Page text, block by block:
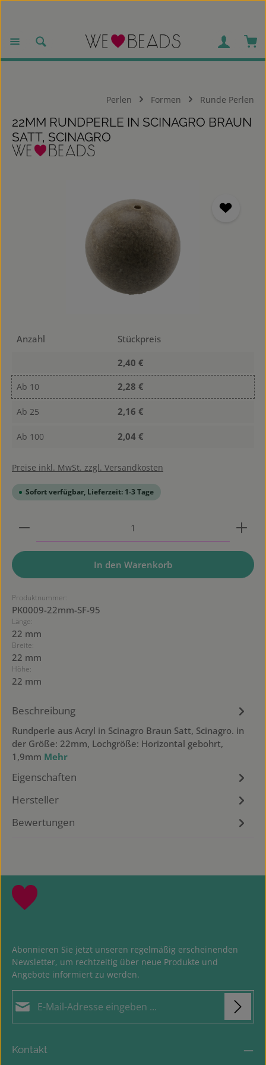
Perlen Formen Runde Perlen
22MM RUNDPERLE IN SCINAGRO BRAUN
SATT, SCINAGRO
Anzahl
Stückpreis
2,40 €
Ab 10 2,28 €
Ab 25 2,16 €
Ab 100 2,04 €
Preise inkl. MwSt. zzgl. Versandkosten
Sofort verfügbar, Lieferzeit: 1-3 Tage
Produkt Anzahl: Gib den gewünschten Wert ein
In den Warenkorb
Produktnummer:
PK0009-22mm-SF-95
Länge:
22 mm
Breite:
22 mm
Höhe:
22 mm
Beschreibung
Rundperle aus Acryl in Scinagro Braun Satt, Scinagro. in
der Größe: 22mm, Lochgröße: Horizontal gebohrt,
1,9mm Mehr
Eigenschaften
Hersteller
Bewertungen
Abonnieren Sie jetzt unseren regelmäßig erscheinenden
Newsletter, um rechtzeitig über neue Produkte und
Angebote informiert zu werden.
Ich habe die
Die mit einem Stern (*) markierten Felder sind
Kontakt